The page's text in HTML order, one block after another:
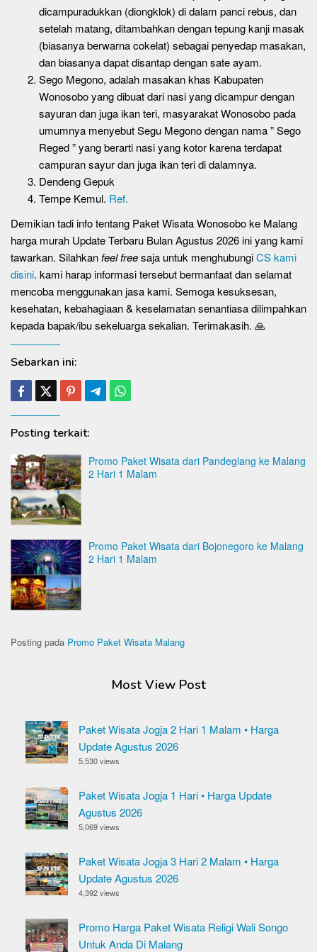
dicampuradukkan (diongklok) di dalam panci rebus, dan
setelah matang, ditambahkan dengan tepung kanji masak
(biasanya berwarna cokelat) sebagai penyedap masakan,
dan biasanya dapat disantap dengan sate ayam.
Sego Megono, adalah masakan khas Kabupaten
Wonosobo yang dibuat dari nasi yang dicampur dengan
sayuran dan juga ikan teri, masyarakat Wonosobo pada
umumnya menyebut Segu Megono dengan nama ” Sego
Reged ” yang berarti nasi yang kotor karena terdapat
campuran sayur dan juga ikan teri di dalamnya.
Dendeng Gepuk
Tempe Kemul. Ref.
Demikian tadi info tentang Paket Wisata Wonosobo ke Malang
harga murah Update Terbaru Bulan Agustus 2026 ini yang kami
tawarkan. Silahkanfeel freesaja untuk menghubungiCS kami
disini. kami harap informasi tersebut bermanfaat dan selamat
mencoba menggunakan jasa kami. Semoga kesuksesan,
kesehatan, kebahagiaan & keselamatan senantiasa dilimpahkan
kepada bapak/ibu sekeluarga sekalian. Terimakasih. 🙏
Sebarkan ini:
Posting terkait:
Promo Paket Wisata dari Pandeglang ke Malang
2 Hari 1 Malam
Promo Paket Wisata dari Bojonegoro ke Malang
2 Hari 1 Malam
Posting pada Promo Paket Wisata Malang
Most View Post
Paket Wisata Jogja 2 Hari 1 Malam • Harga
Update Agustus 2026
5,530 views
Paket Wisata Jogja 1 Hari • Harga Update
Agustus 2026
5,069 views
Paket Wisata Jogja 3 Hari 2 Malam • Harga
Update Agustus 2026
4,392 views
Promo Harga Paket Wisata Religi Wali Songo
Untuk Anda Di Malang